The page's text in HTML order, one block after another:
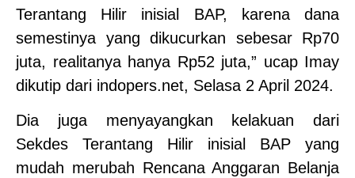
Terantang Hilir inisial BAP, karena dana
semestinya yang dikucurkan sebesar Rp70
juta, realitanya hanya Rp52 juta,” ucap Imay
dikutip dari indopers.net, Selasa 2 April 2024.
Dia juga menyayangkan kelakuan dari
Sekdes Terantang Hilir inisial BAP yang
mudah merubah Rencana Anggaran Belanja